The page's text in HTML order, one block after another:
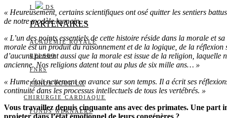
I DS
PARTENAIRES
ACADÉMIE ROYALE
BELSPO
FNRS
FONDS POUR LA
CHIRURGIE CARDIAQUE
FONDS WERNAERS
« Heureusement, certains scientifiques ont osé quitter les sentiers
de notre modèle humain. »
« L’un des points essentiels de cette histoire réside dans la morale et
morale est un produit du raisonnement et de la logique, de la
d’aucuns pensent aussi que la morale est issue de la religion,
ancienne. Nos religions datent tout au plus de six mille ans… »
« Hume était nettement en avance sur son temps. Il a écrit ses
continuité dans les processus intellectuels de tous les vertébrés. »
Vous travaillez depuis cinquante ans avec des primates. Une part
projeter dans l’état émotionnel de leurs congénères ?